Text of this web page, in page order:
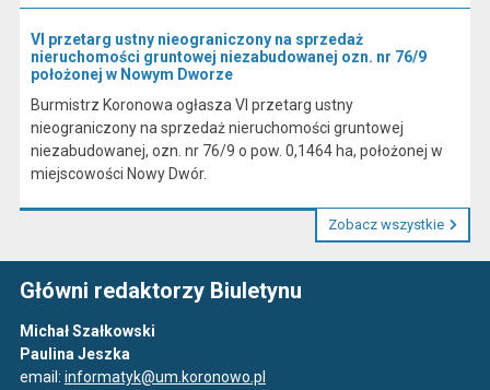
VI przetarg ustny nieograniczony na sprzedaż
nieruchomości gruntowej niezabudowanej ozn. nr 76/9
położonej w Nowym Dworze
Burmistrz Koronowa ogłasza VI przetarg ustny
nieograniczony na sprzedaż nieruchomości gruntowej
niezabudowanej, ozn. nr 76/9 o pow. 0,1464 ha, położonej w
miejscowości Nowy Dwór.
Zobacz wszystkie
Główni redaktorzy Biuletynu
Michał Szałkowski
Paulina Jeszka
email: informatyk@um.koronowo.pl